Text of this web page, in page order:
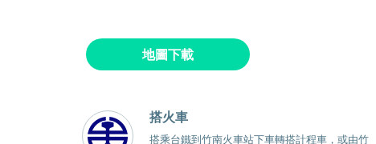
地圖下載
搭火車
搭乘台鐵到竹南火車站下車轉搭計程車，或由竹